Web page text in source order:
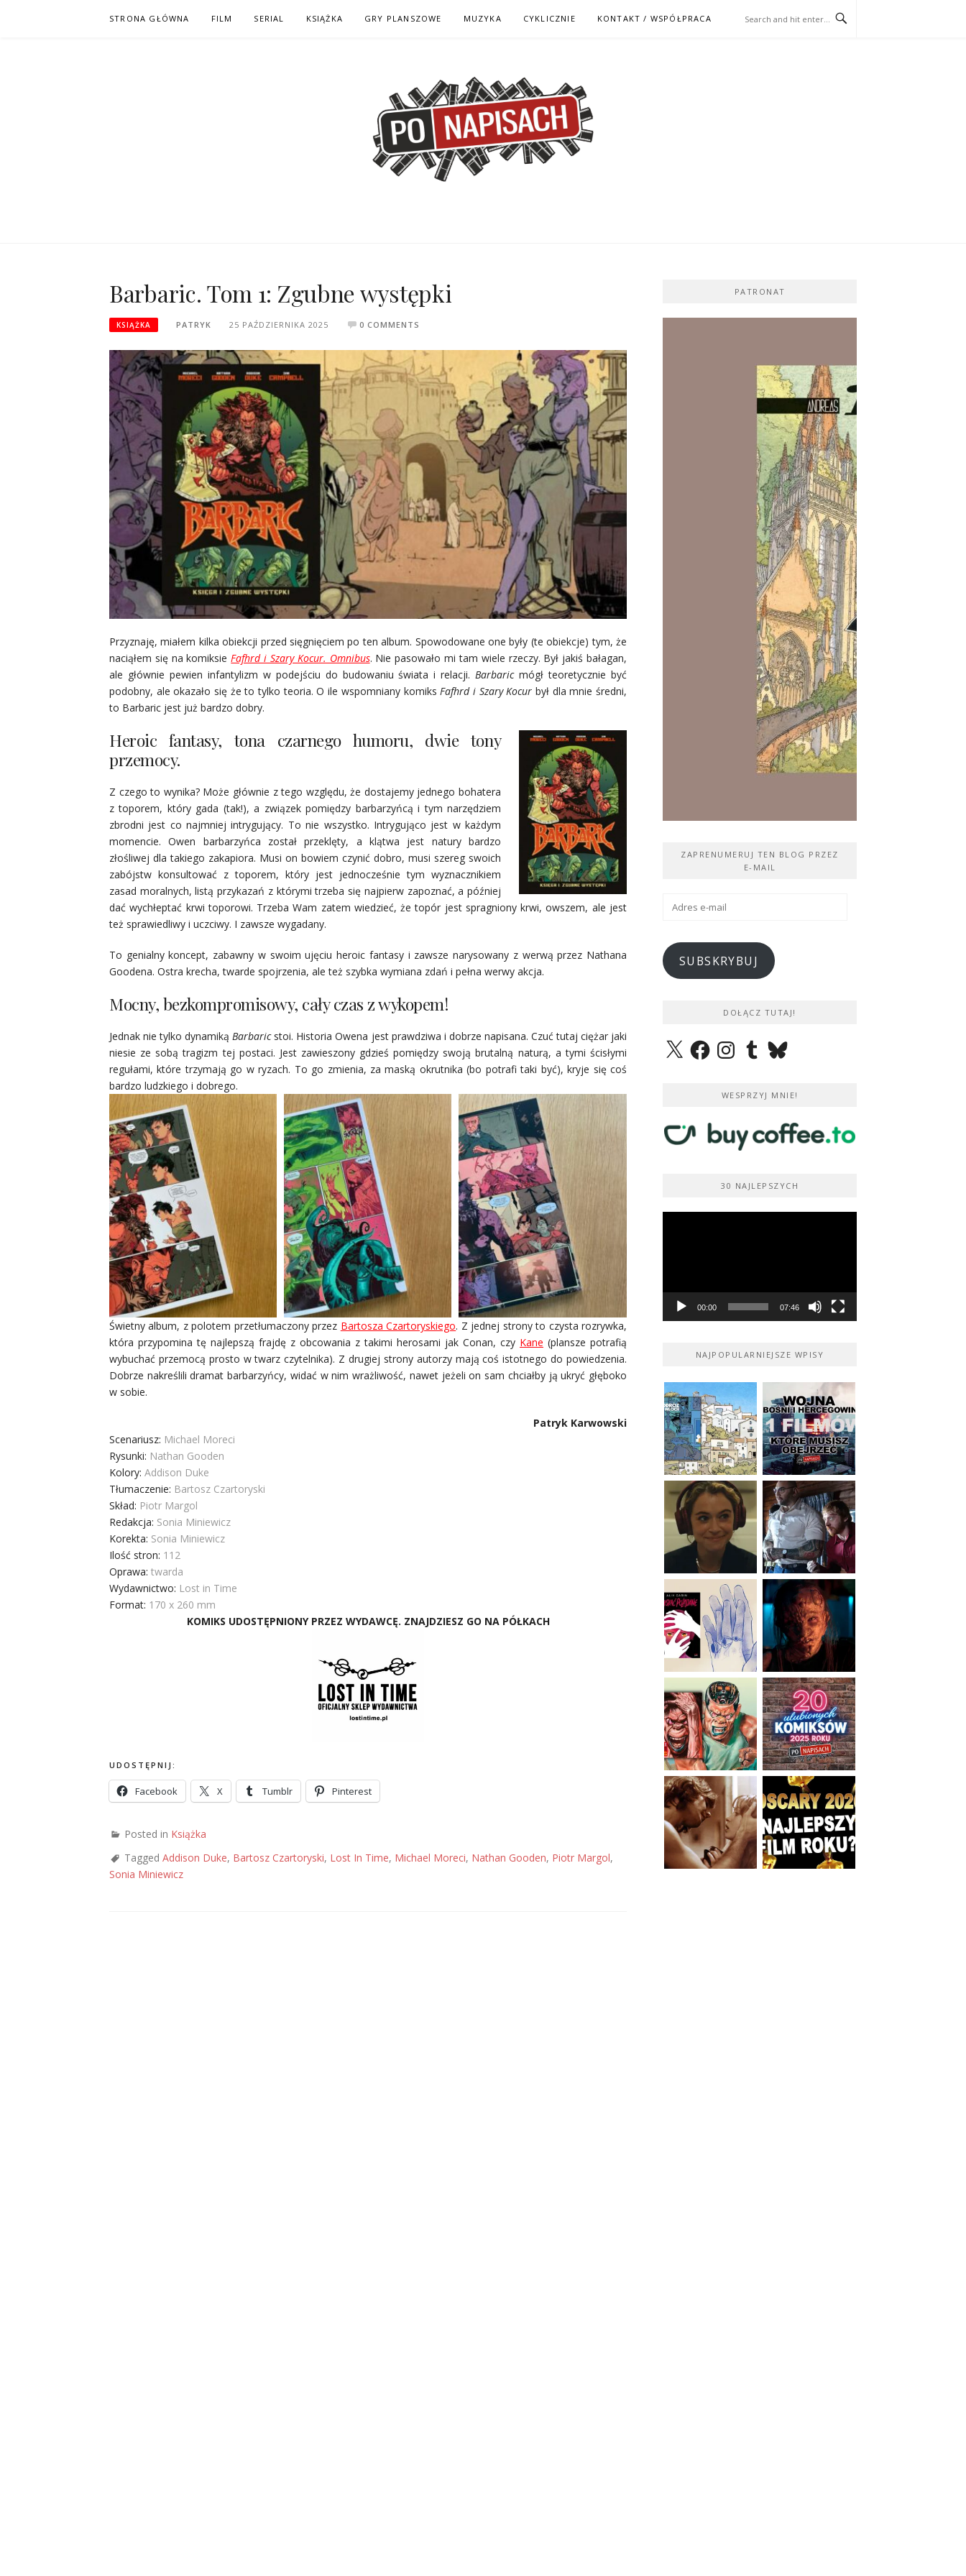
STRONA GŁÓWNA FILM SERIAL KSIĄŻKA GRY PLANSZOWE MUZYKA CYKLICZNIE KONTAKT / WSPÓŁPRACA
Barbaric. Tom 1: Zgubne występki
KSIĄŻKA PATRYK 25 PAŹDZIERNIKA 2025 0 COMMENTS
Przyznaję, miałem kilka obiekcji przed sięgnięciem po ten album. Spowodowane one były (te obiekcje) tym, że
naciąłem się na komiksie Fafhrd i Szary Kocur. Omnibus. Nie pasowało mi tam wiele rzeczy. Był jakiś bałagan,
ale głównie pewien infantylizm w podejściu do budowaniu świata i relacji. Barbaricmógł teoretycznie być
podobny, ale okazało się że to tylko teoria. O ile wspomniany komiks Fafhrd i Szary Kocur był dla mnie średni,
to Barbaric jest już bardzo dobry.
Heroic fantasy, tona czarnego humoru, dwie tony
przemocy.
Z czego to wynika? Może głównie z tego względu, że dostajemy jednego bohatera
z toporem, który gada (tak!), a związek pomiędzy barbarzyńcą i tym narzędziem
zbrodni jest co najmniej intrygujący. To nie wszystko. Intrygująco jest w każdym
momencie. Owen barbarzyńca został przeklęty, a klątwa jest natury bardzo
złośliwej dla takiego zakapiora. Musi on bowiem czynić dobro, musi szereg swoich
zabójstw konsultować z toporem, który jest jednocześnie tym wyznacznikiem
zasad moralnych, listą przykazań z którymi trzeba się najpierw zapoznać, a później
dać wychłeptać krwi toporowi. Trzeba Wam zatem wiedzieć, że topór jest spragniony krwi, owszem, ale jest
też sprawiedliwy i uczciwy. I zawsze wygadany.
To genialny koncept, zabawny w swoim ujęciu heroic fantasy i zawsze narysowany z werwą przez Nathana
Goodena. Ostra krecha, twarde spojrzenia, ale też szybka wymiana zdań i pełna werwy akcja.
Mocny, bezkompromisowy, cały czas z wykopem!
Jednak nie tylko dynamiką Barbaric stoi. Historia Owena jest prawdziwa i dobrze napisana. Czuć tutaj ciężar jaki
niesie ze sobą tragizm tej postaci. Jest zawieszony gdzieś pomiędzy swoją brutalną naturą, a tymi ścisłymi
regułami, które trzymają go w ryzach. To go zmienia, za maską okrutnika (bo potrafi taki być), kryje się coś
bardzo ludzkiego i dobrego.
Świetny album, z polotem przetłumaczony przez Bartosza Czartoryskiego. Z jednej strony to czysta rozrywka,
która przypomina tę najlepszą frajdę z obcowania z takimi herosami jak Conan, czy Kane (plansze potrafią
wybuchać przemocą prosto w twarz czytelnika). Z drugiej strony autorzy mają coś istotnego do powiedzenia.
Dobrze nakreślili dramat barbarzyńcy, widać w nim wrażliwość, nawet jeżeli on sam chciałby ją ukryć głęboko
w sobie.
Patryk Karwowski
Scenariusz: Michael Moreci
Rysunki: Nathan Gooden
Kolory: Addison Duke
Tłumaczenie: Bartosz Czartoryski
Skład: Piotr Margol
Redakcja: Sonia Miniewicz
Korekta: Sonia Miniewicz
Ilość stron: 112
Oprawa: twarda
Wydawnictwo: Lost in Time
Format: 170 x 260 mm
KOMIKS UDOSTĘPNIONY PRZEZ WYDAWCĘ. ZNAJDZIESZ GO NA PÓŁKACH
UDOSTĘPNIJ:
Facebook X Tumblr Pinterest
Posted in Książka
Tagged Addison Duke, Bartosz Czartoryski, Lost In Time, Michael Moreci, Nathan Gooden, Piotr Margol,
Sonia Miniewicz
PATRONAT
ZAPRENUMERUJ TEN BLOG PRZEZ
E-MAIL
Adres
SUBSKRYBUJ
DOŁĄCZ TUTAJ!
X FacebookInstagramTumblrBluesky
WESPRZYJ MNIE!
30 NAJLEPSZYCH
00:00 07:46
NAJPOPULARNIEJSZE WPISY